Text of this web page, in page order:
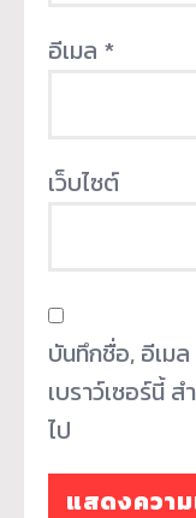
อีเมล *
เว็บไซต์
บันทึกชื่อ, อีเม
เบราว์เซอร์นี้
ไป